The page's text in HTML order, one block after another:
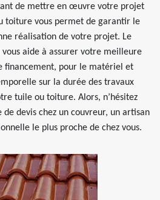
de mettre en œuvre votre projet
toiture vous permet de garantir le
réalisation de votre projet. Le
aide à assurer votre meilleure
financement, pour le matériel et
sur la durée des travaux
tuile ou toiture. Alors, n’hésitez
devis chez un couvreur, un artisan
le plus proche de chez vous.